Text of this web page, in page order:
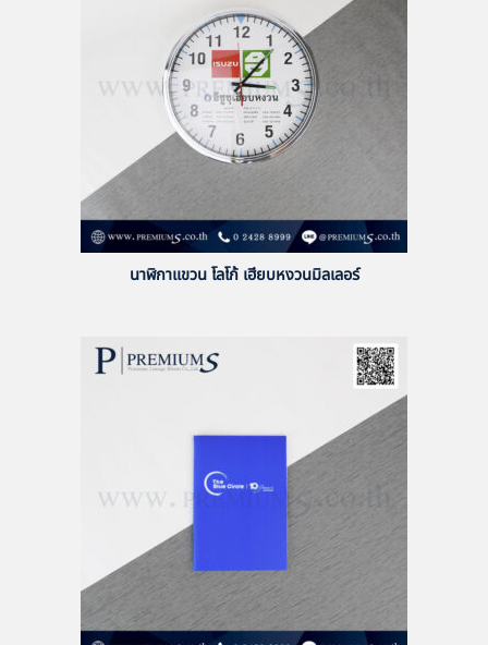
นาฬิกาแขวน โลโก้ เฮียบหงวนมิลเลอร์